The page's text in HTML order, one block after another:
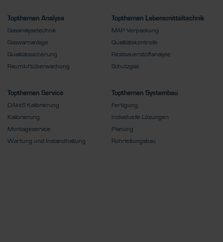
Topthemen Analyse
Gasanalysetechnik
Gaswarnanlage
Qualitätssicherung
Raumluftüberwachung
Topthemen Lebensmitteltechnik
MAP Verpackung
Qualitätskontrolle
Restsauerstoffanalyse
Schutzgas
Topthemen Service
DAkkS Kalibrierung
Kalibrierung
Montageservice
Wartung und Instandhaltung
Topthemen Systembau
Fertigung
Individuelle Lösungen
Planung
Rohrleitungsbau